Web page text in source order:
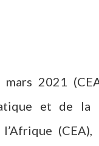
mars 2021
et de la